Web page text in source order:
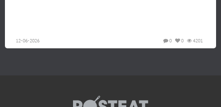
12-06-2026 4201
0
0